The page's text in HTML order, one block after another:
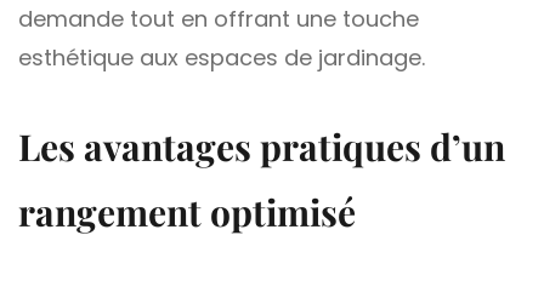
demande tout en offrant une touche
esthétique aux espaces de jardinage.
Les avantages pratiques d’un
rangement optimisé